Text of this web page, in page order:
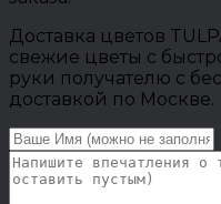
Доставка цветов
свежие цветы с
руки получателю с
доставкой по Москве.